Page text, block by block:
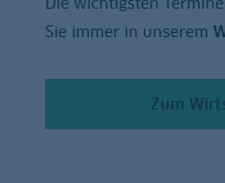
Sie immer in unserem
Zum